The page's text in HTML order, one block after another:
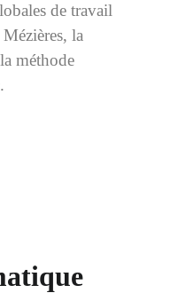
de travail
la
méthode